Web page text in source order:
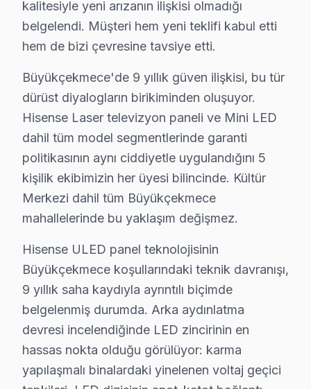
· Büyükçekmece'de465+Hisense TV tamiri
· Müşteri memnuniyeti%96
· Ortalama tamir süresi:2–3 iş günü
Bu sayfayla ilgili hizmet sayfaları:
↑ Hisense Servis Ana Sayfası
↑ Büyükçekmece TV Servis Merkezi
Büyükçekmece Yakın İlçelerde Hisense Servisi
· Arnavutköy Hisense
· Avcılar Hisense
· Bağcılar Hisense
· Bahçelievler Hisense
· Bakırköy Hisense
· Başakşehir Hisense
kalitesiyle yeni arızanın ilişkisi olmadığı
belgelendi. Müşteri hem yeni teklifi kabul etti
hem de bizi çevresine tavsiye etti.
Büyükçekmece'de 9 yıllık güven ilişkisi, bu tür
dürüst diyalogların birikiminden oluşuyor.
Hisense Laser televizyon paneli ve Mini LED
dahil tüm model segmentlerinde garanti
politikasının aynı ciddiyetle uygulandığını 5
kişilik ekibimizin her üyesi bilincinde. Kültür
Merkezi dahil tüm Büyükçekmece
mahallelerinde bu yaklaşım değişmez.
Hisense ULED panel teknolojisinin
Büyükçekmece koşullarındaki teknik davranışı,
9 yıllık saha kaydıyla ayrıntılı biçimde
belgelenmiş durumda. Arka aydınlatma
devresi incelendiğinde LED zincirinin en
hassas nokta olduğu görülüyor: karma
yapılaşmalı binalardaki yinelenen voltaj geçici